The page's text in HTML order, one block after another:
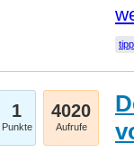
1
Punkte
4020
Aufrufe